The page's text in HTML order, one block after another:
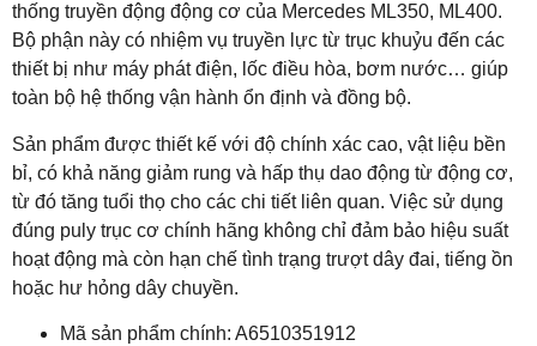
thống truyền động động cơ của Mercedes ML350, ML400.
Bộ phận này có nhiệm vụ truyền lực từ trục khuỷu đến các
thiết bị như máy phát điện, lốc điều hòa, bơm nước… giúp
toàn bộ hệ thống vận hành ổn định và đồng bộ.
Sản phẩm được thiết kế với độ chính xác cao, vật liệu bền
bỉ, có khả năng giảm rung và hấp thụ dao động từ động cơ,
từ đó tăng tuổi thọ cho các chi tiết liên quan. Việc sử dụng
đúng puly trục cơ chính hãng không chỉ đảm bảo hiệu suất
hoạt động mà còn hạn chế tình trạng trượt dây đai, tiếng ồn
hoặc hư hỏng dây chuyền.
Mã sản phẩm chính: A6510351912